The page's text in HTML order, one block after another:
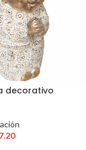
decorativo